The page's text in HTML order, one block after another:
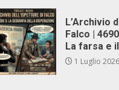
L’Archivio
Falco |
La farsa e
1 Luglio 2026